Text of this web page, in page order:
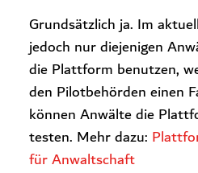
Grundsätzlich ja. Im
jedoch nur diejenigen
die Plattform benutzen,
den Pilotbehörden einen
können Anwälte die
testen. Mehr dazu:
für Anwaltschaft